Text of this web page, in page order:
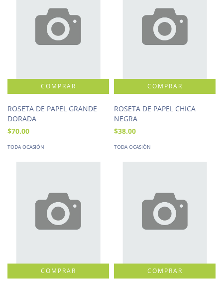
ROSETA DE PAPEL GRANDE
DORADA
$70.00
TODA OCASIÓN
ROSETA DE PAPEL CHICA
NEGRA
$38.00
TODA OCASIÓN